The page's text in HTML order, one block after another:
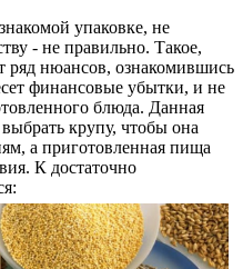
упаковке, не
- не правильно. Такое,
ряд нюансов, ознакомившись
финансовые убытки, и не
блюда. Данная
выбрать крупу, чтобы она
а приготовленная пища
К достаточно